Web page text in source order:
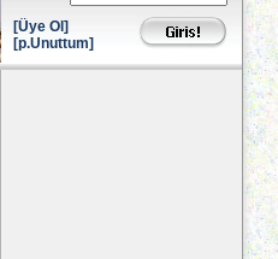
[Üye Ol]
[p.Unuttum]